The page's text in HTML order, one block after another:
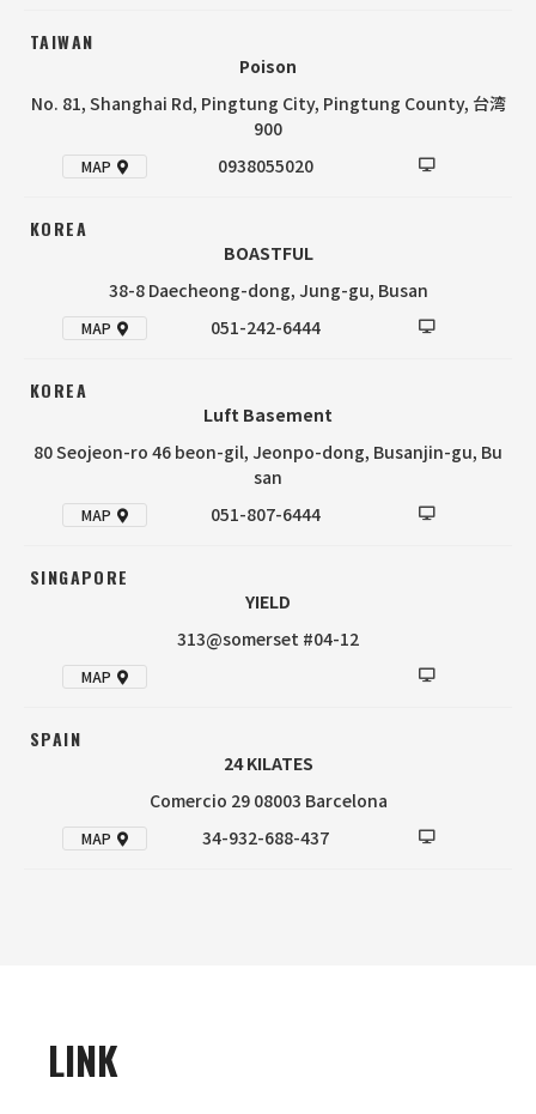
TAIWAN
Poison
No. 81, Shanghai Rd, Pingtung City, Pingtung County, 台湾
900
MAP 0938055020
KOREA
BOASTFUL
38-8 Daecheong-dong, Jung-gu, Busan
MAP 051-242-6444
KOREA
Luft Basement
80 Seojeon-ro 46 beon-gil, Jeonpo-dong, Busanjin-gu, Bu
san
MAP 051-807-6444
SINGAPORE
YIELD
313@somerset #04-12
MAP
SPAIN
24 KILATES
Comercio 29 08003 Barcelona
MAP 34-932-688-437
LINK